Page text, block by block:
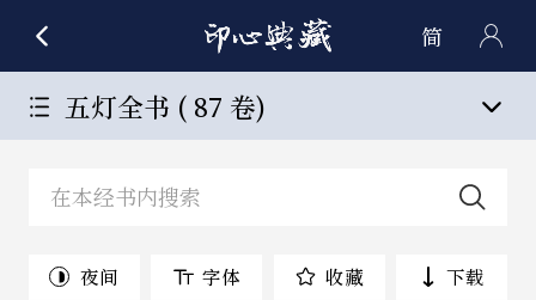
简
五灯全书 ( 87 卷)
夜间 字体 收藏 下载